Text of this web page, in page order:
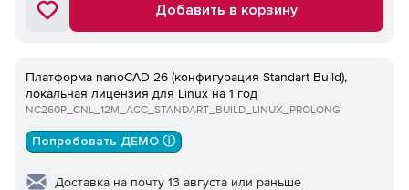
Добавить в корзину
Платформа nanoCAD 26 (конфигурация Standart Build),
локальная лицензия для Linux на 1 год
NC260P_CNL_12M_ACC_STANDART_BUILD_LINUX_PROLONG
Попробовать ДЕМО ⓘ
Доставка на почту 13 августа или раньше